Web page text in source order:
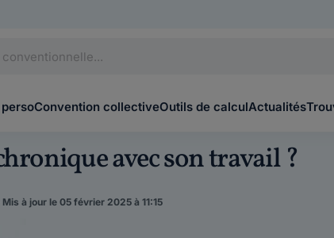
Convention collectiveOutils de calculActualités
avec son travail ?
Mis à jour le 05 février 2025 à 11:15